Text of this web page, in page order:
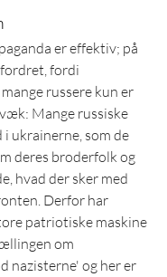
er effektiv; på
fordi
russere kun er
Mange russiske
ukrainerne, som de
deres broderfolk og
hvad der sker med
Derfor har
patriotiske maskine
om
nazisterne' og her er